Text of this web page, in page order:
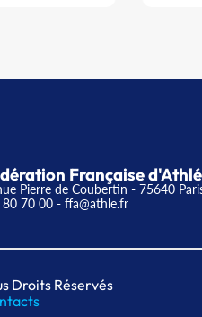
Française
Pierre de Coubertin - 75640
80 70 00 - ffa@athle.fr
Droits Réservés